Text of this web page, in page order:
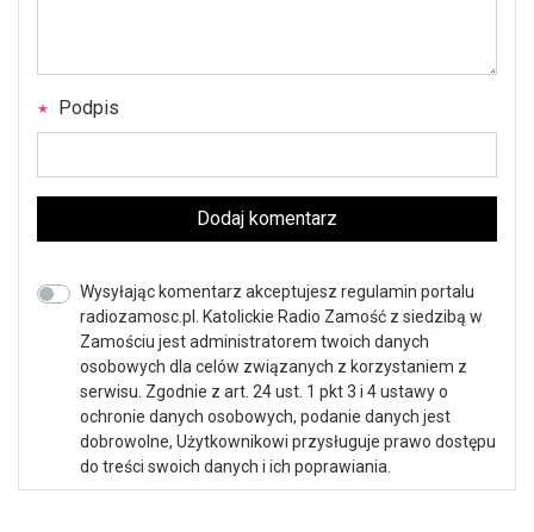
Podpis
Dodaj komentarz
Wysyłając komentarz akceptujesz regulamin portalu
radiozamosc.pl. Katolickie Radio Zamość z siedzibą w
Zamościu jest administratorem twoich danych
osobowych dla celów związanych z korzystaniem z
serwisu. Zgodnie z art. 24 ust. 1 pkt 3 i 4 ustawy o
ochronie danych osobowych, podanie danych jest
dobrowolne, Użytkownikowi przysługuje prawo dostępu
do treści swoich danych i ich poprawiania.